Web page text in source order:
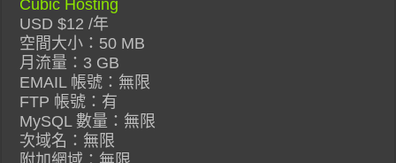
Cubic Hosting
USD $12 /年
空間大小：50 MB
月流量：3 GB
EMAIL 帳號：無限
FTP 帳號：有
MySQL 數量：無限
次域名：無限